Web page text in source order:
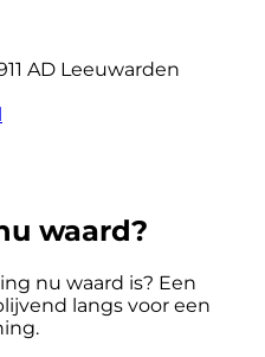
AD Leeuwarden
waard?
nu waard is? Een
langs voor een